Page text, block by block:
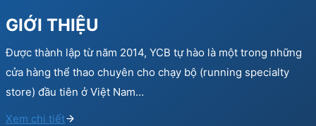
GIỚI THIỆU
Được thành lập từ năm 2014, YCB tự hào là một trong những
cửa hàng thể thao chuyên cho chạy bộ (running specialty
store) đầu tiên ở Việt Nam…
Xem chi tiết